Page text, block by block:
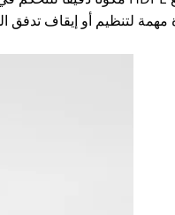
مهمة لتنظيم أو إيقاف تدفق